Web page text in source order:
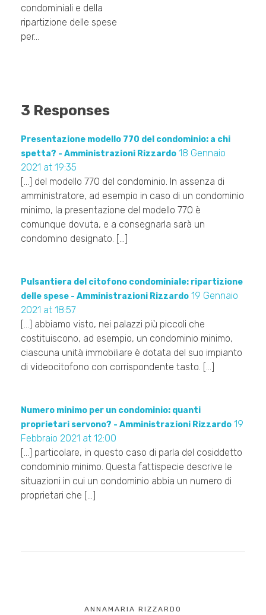
condominiali e della
ripartizione delle spese
per…
3 Responses
Presentazione modello 770 del condominio: a chi
spetta? - Amministrazioni Rizzardo 18 Gennaio
2021 at 19:35
[…] del modello 770 del condominio. In assenza di
amministratore, ad esempio in caso di un condominio
minimo, la presentazione del modello 770 è
comunque dovuta, e a consegnarla sarà un
condomino designato. […]
Pulsantiera del citofono condominiale: ripartizione
delle spese - Amministrazioni Rizzardo 19 Gennaio
2021 at 18:57
[…] abbiamo visto, nei palazzi più piccoli che
costituiscono, ad esempio, un condominio minimo,
ciascuna unità immobiliare è dotata del suo impianto
di videocitofono con corrispondente tasto. […]
Numero minimo per un condominio: quanti
proprietari servono? - Amministrazioni Rizzardo 19
Febbraio 2021 at 12:00
[…] particolare, in questo caso di parla del cosiddetto
condominio minimo. Questa fattispecie descrive le
situazioni in cui un condominio abbia un numero di
proprietari che […]
ANNAMARIA RIZZARDO